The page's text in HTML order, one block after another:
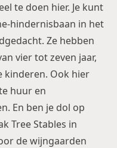
te doen hier. Je kunt
hindernisbaan in het
Ze hebben
vier tot zeven jaar,
kinderen. Ook hier
huur en
En ben je dol op
Tree Stables in
de wijngaarden